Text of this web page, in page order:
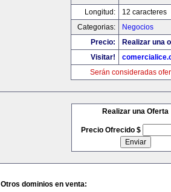
Longitud:
12 caracteres
Categorias:
Negocios
Precio:
Realizar una
Visitar!
Serán consideradas
Realizar una Oferta
Precio Ofrecido $
Otros dominios en venta: